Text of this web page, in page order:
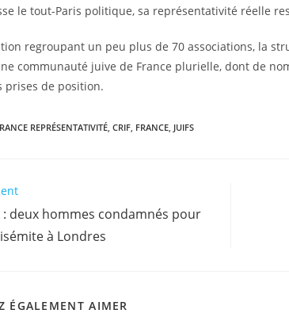
le tout-Paris politique, sa représentativité réelle
regroupant un peu plus de 70 associations, la
communauté juive de France plurielle, dont de
prises de position.
​REPRÉSENTATIVITÉ, CRIF, FRANCE, JUIFS
: deux hommes condamnés pour
à Londres
ÉGALEMENT AIMER